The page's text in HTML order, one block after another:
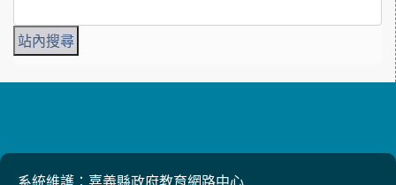
系統維護：嘉義縣政府教育網路中心